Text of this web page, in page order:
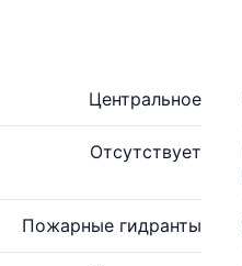
Центральное
Отсутствует
Пожарные гидранты